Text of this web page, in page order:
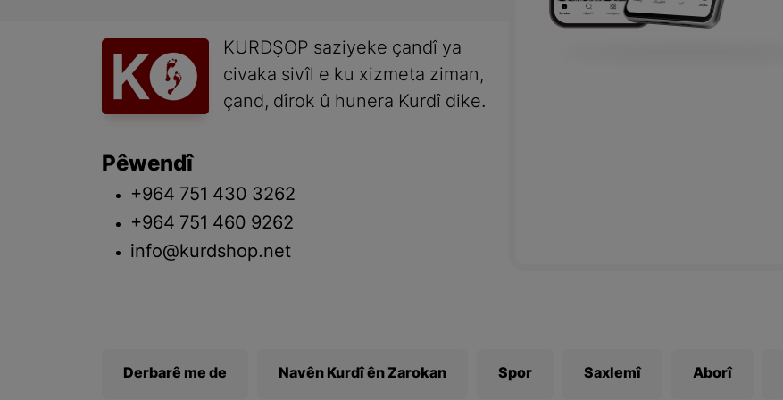
KURDŞOP saziyeke çandî ya
civaka sivîl e ku xizmeta ziman,
çand, dîrok û hunera Kurdî dike.
Pêwendî
+964 751 430 3262
+964 751 460 9262
info@kurdshop.net
Derbarê me de Navên Kurdî ên Zarokan Spor Saxlemî Aborî